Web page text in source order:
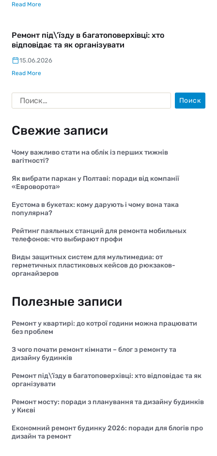
Read More
Ремонт під\’їзду в багатоповерхівці: хто
відповідає та як організувати
15.06.2026
Read More
Свежие записи
Чому важливо стати на облік із перших тижнів
вагітності?
Як вибрати паркан у Полтаві: поради від компанії
«Евроворота»
Еустома в букетах: кому дарують і чому вона така
популярна?
Рейтинг паяльных станций для ремонта мобильных
телефонов: что выбирают профи
Виды защитных систем для мультимедиа: от
герметичных пластиковых кейсов до рюкзаков-
органайзеров
Полезные записи
Ремонт у квартирі: до котрої години можна працювати
без проблем
З чого почати ремонт кімнати – блог з ремонту та
дизайну будинків
Ремонт під\’їзду в багатоповерхівці: хто відповідає та як
організувати
Ремонт мосту: поради з планування та дизайну будинків
у Києві
Економний ремонт будинку 2026: поради для блогів про
дизайн та ремонт